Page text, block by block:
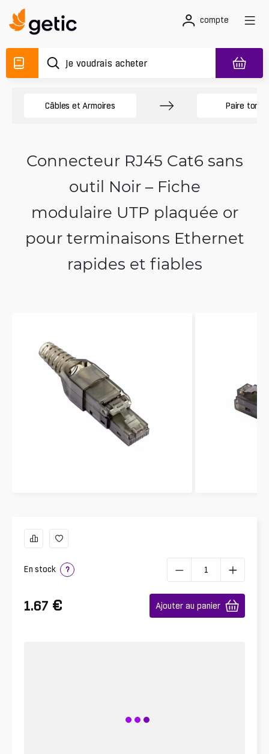
compte
Câbles et Armoires Paire
Connecteur RJ45 Cat6 sans
outil Noir – Fiche
modulaire UTP plaquée or
pour terminaisons Ethernet
rapides et fiables
En stock ?
1.67 € Ajouter au panier